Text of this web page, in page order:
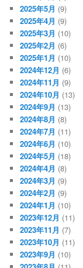
2025年5月 (9)
2025年4月 (9)
2025年3月 (10)
2025年2月 (6)
2025年1月 (10)
2024年12月 (6)
2024年11月 (9)
2024年10月 (13)
2024年9月 (13)
2024年8月 (8)
2024年7月 (11)
2024年6月 (10)
2024年5月 (18)
2024年4月 (8)
2024年3月 (9)
2024年2月 (9)
2024年1月 (10)
2023年12月 (11)
2023年11月 (7)
2023年10月 (11)
2023年9月 (10)